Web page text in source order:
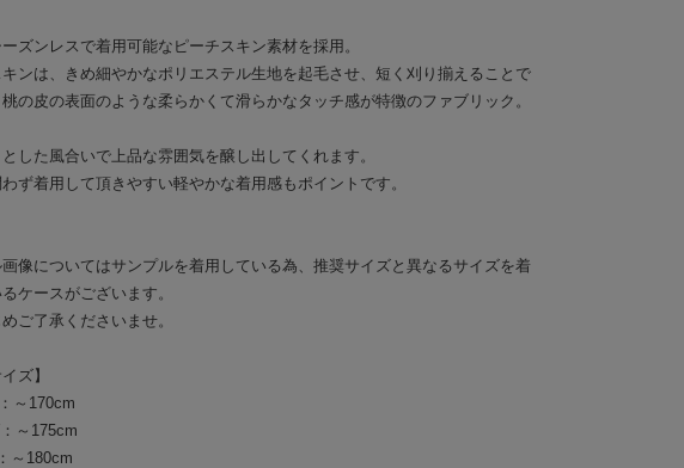
ズンレスで着用可能なピーチスキン素材を採用。
キンは、きめ細やかなポリエステル生地を起毛させ、短く刈り揃えることで
の皮の表面のような柔らかくて滑らかなタッチ感が特徴のファブリック。
とした風合いで上品な雰囲気を醸し出してくれます。
ず着用して頂きやすい軽やかな着用感もポイントです。
像についてはサンプルを着用している為、推奨サイズと異なるサイズを着
ケースがございます。
ご了承くださいませ。
ズ】
～170cm
～175cm
～180cm